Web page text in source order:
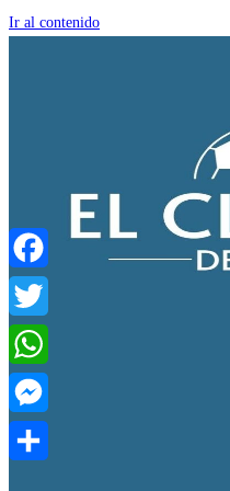
Ir al contenido
Facebook
Twitter
WhatsApp
Messenger